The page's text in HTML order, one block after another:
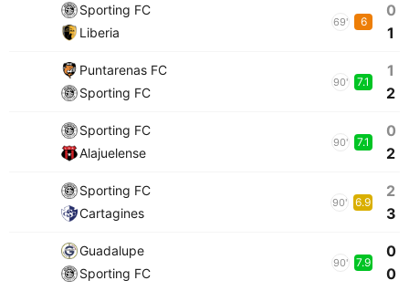
Sporting FC
Liberia
69' 6
0
1
Puntarenas FC
Sporting FC
90' 7.1
1
2
Sporting FC
Alajuelense
90' 7.1
0
2
Sporting FC
Cartagines
90' 6.9
2
3
Guadalupe
Sporting FC
90' 7.9
0
0